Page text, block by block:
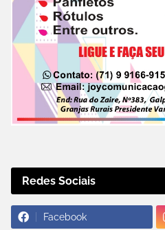
Redes Sociais
Facebook